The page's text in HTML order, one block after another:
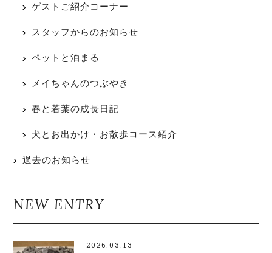
ゲストご紹介コーナー
スタッフからのお知らせ
ペットと泊まる
メイちゃんのつぶやき
春と若葉の成長日記
犬とお出かけ・お散歩コース紹介
過去のお知らせ
NEW ENTRY
2026.03.13